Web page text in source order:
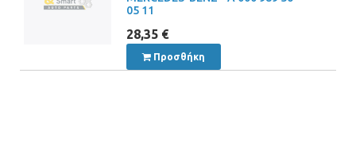
05 11
28,35 €
Προσθήκη